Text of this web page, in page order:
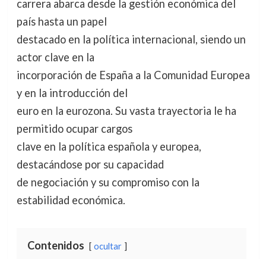
carrera abarca desde la gestión económica del
país hasta un papel
destacado en la política internacional, siendo un
actor clave en la
incorporación de España a la Comunidad Europea
y en la introducción del
euro en la eurozona. Su vasta trayectoria le ha
permitido ocupar cargos
clave en la política española y europea,
destacándose por su capacidad
de negociación y su compromiso con la
estabilidad económica.
Contenidos ocultar